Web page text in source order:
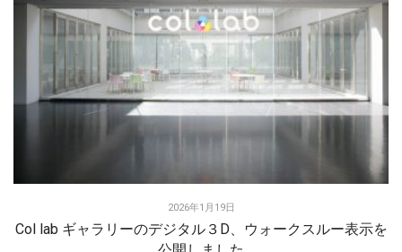
2026年1月19日
Col lab ギャラリーのデジタル３D、ウォークスルー表示を